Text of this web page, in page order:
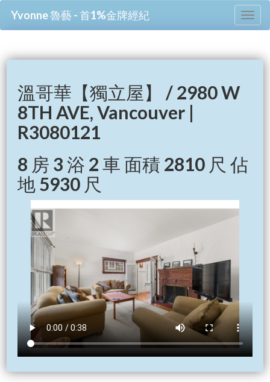
Yvonne 魯藝 - 首1%金牌經紀
溫哥華【獨立屋】 / 2980 W
8TH AVE, Vancouver |
R3080121
8 房 3 浴 2 車 面積 2810 尺 佔
地 5930 尺